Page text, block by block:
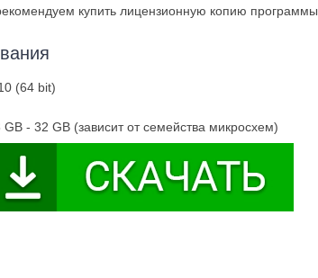
купить лицензионную копию программы.
(64 bit)
- 32 GB (зависит от семейства микросхем)